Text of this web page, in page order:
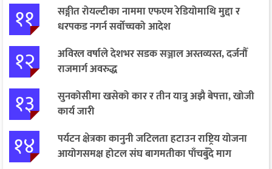
११
सङ्गीत रोयल्टीका नाममा एफएम रेडियोमाथि मुद्दा र
धरपकड नगर्न सर्वोच्चको आदेश
१२
अविरल वर्षाले देशभर सडक सञ्जाल अस्तव्यस्त, दर्जनौँ
राजमार्ग अवरुद्ध
१३
सुनकोसीमा खसेको कार र तीन यात्रु अझै बेपत्ता, खोजी
कार्य जारी
१४
पर्यटन क्षेत्रका कानुनी जटिलता हटाउन राष्ट्रिय योजना
आयोगसमक्ष होटल संघ बागमतीका पाँचबुँदे माग